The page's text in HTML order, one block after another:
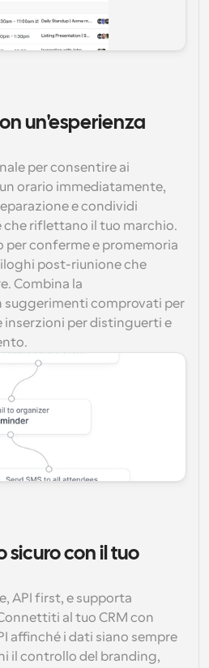
un'esperienza
per consentire ai
orario immediatamente,
e condividi
riflettano il tuo marchio.
per conferme e promemoria
post-riunione che
Combina la
suggerimenti comprovati per
inserzioni per distinguerti e
sicuro con il tuo
API first, e supporta
al tuo CRM con
affinché i dati siano sempre
il controllo del branding,